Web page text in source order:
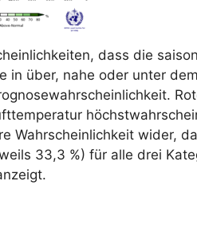
dass die
über, nahe oder unter
Wahrscheinlichkeit wider,
33,3 %) für alle drei